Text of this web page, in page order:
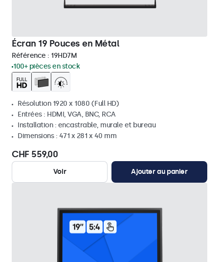
Écran 19 Pouces en Métal
Référence : 19HD7M
100+ pièces en stock
Résolution 1920 x 1080 (Full HD)
Entrées : HDMI, VGA, BNC, RCA
Installation : encastrable, murale et bureau
Dimensions : 471 x 281 x 40 mm
CHF 559,00
Voir Ajouter au panier